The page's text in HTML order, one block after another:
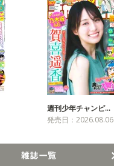
週刊少年チャンピ…
発売日：2026.08.06